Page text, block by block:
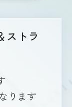
ストラ
ります